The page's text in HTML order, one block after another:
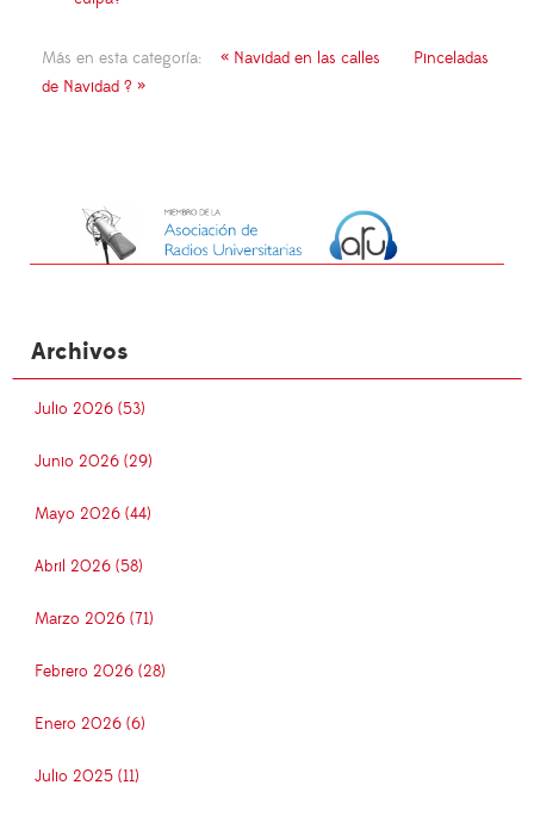
Más en esta categoría: « Navidad en las calles
Pinceladas
de Navidad ? »
Archivos
Julio 2026 (53)
Junio 2026 (29)
Mayo 2026 (44)
Abril 2026 (58)
Marzo 2026 (71)
Febrero 2026 (28)
Enero 2026 (6)
Julio 2025 (11)